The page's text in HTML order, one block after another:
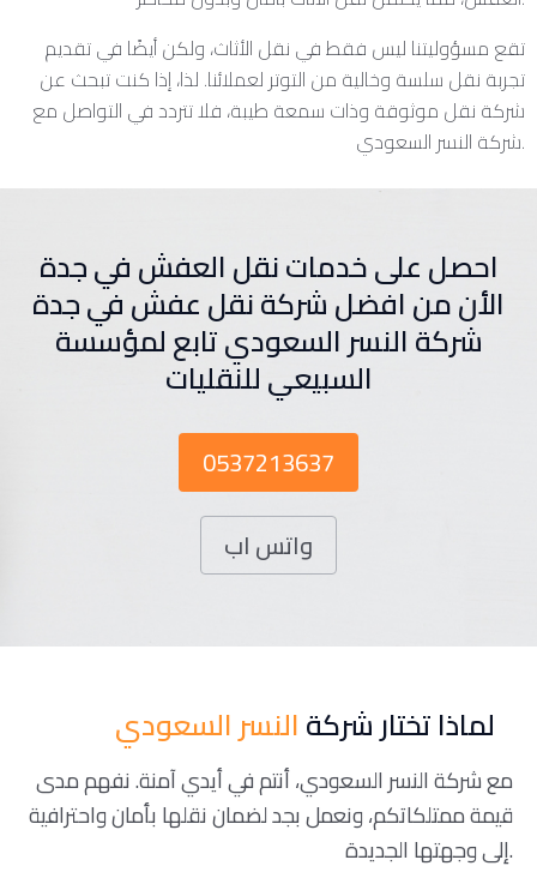
تقع مسؤوليتنا ليس فقط في نقل الأثاث، ولكن أيضًا في تقديم
تجربة نقل سلسة وخالية من التوتر لعملائنا. لذا، إذا كنت تبحث عن
شركة نقل موثوقة وذات سمعة طيبة، فلا تتردد في التواصل مع
شركة النسر السعودي.
احصل على خدمات نقل العفش في جدة
الأن من افضل شركة نقل عفش في جدة
شركة النسر السعودي تابع لمؤسسة
السبيعي للنقليات
0537213637
واتس اب
لماذا تختار شركةالنسر السعودي
مع شركة النسر السعودي، أنتم في أيدي آمنة. نفهم مدى
قيمة ممتلكاتكم، ونعمل بجد لضمان نقلها بأمان واحترافية
إلى وجهتها الجديدة.